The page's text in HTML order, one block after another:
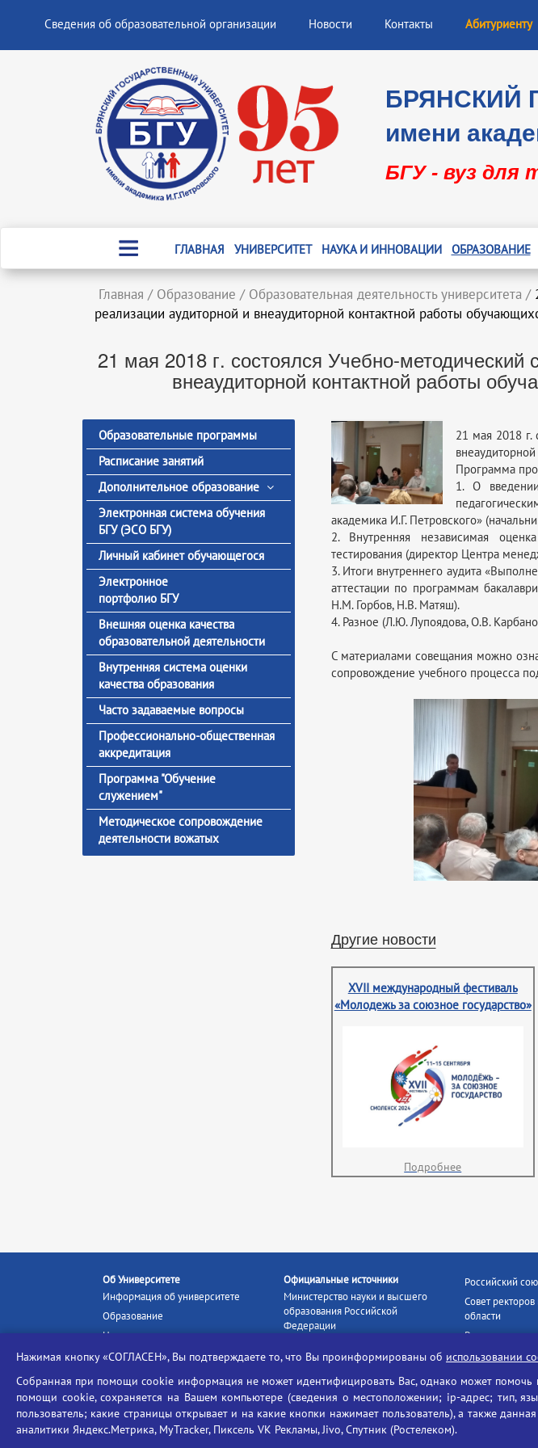
Сведения об образовательной организации Новости Контакты Абитуриенту
БРЯНСКИЙ
имени
БГУ - вуз для
ГЛАВНАЯ УНИВЕРСИТЕТ НАУКА И ИННОВАЦИИ ОБРАЗОВАНИЕ
Главная / Образование / Образовательная деятельность университета /
реализации аудиторной и внеаудиторной контактной работы
21 мая 2018 г. состоялся Учебно-
внеаудиторной контактной работы
Образовательные программы
Расписание занятий
Дополнительное образование
Электронная система обучения
БГУ (ЭСО БГУ)
Личный кабинет обучающегося
Электронное
портфолио БГУ
Внешняя оценка качества
образовательной деятельности
Внутренняя система оценки
качества образования
Часто задаваемые вопросы
Профессионально-общественная
аккредитация
Программа "Обучение
служением"
Методическое сопровождение
деятельности вожатых
21 мая 2018 г.
Программа
1. О
академика И.Г. Петровского»
2. Внутренняя независимая
тестирования (директор Центра
3. Итоги внутреннего аудита
аттестации по программам
Н.М. Горбов, Н.В. Матяш).
4. Разное (Л.Ю. Лупоядова, О.В.
С материалами совещания можно
сопровождение учебного процесса
Другие новости
XVII международный фестиваль
«Молодежь за союзное государство»
Подробнее
Об Университете
Информация об университете
Образование
Наука и инновации
Абитуриенту
Ассоциация выпускников
Центр тестирования
иностранных граждан
Официальные источники
Министерство науки и высшего
образования Российской
Федерации
Портал «Российское
образование»
Единое окно информационных
ресурсов
Единая коллекция цифровых
Российский
Совет ректоров
области
Росстудцентр
Наши партнёры
Портал
Учительская
Нажимая кнопку «СОГЛАСЕН», Вы подтверждаете то, что Вы проинформированы об использовании
Собранная при помощи cookie информация не может идентифицировать Вас, однако может помочь
помощи cookie, сохраняется на Вашем компьютере (сведения о местоположении; ip-адрес; тип,
пользователь; какие страницы открывает и на какие кнопки нажимает пользователь), а также
аналитики Яндекс.Метрика, MyTracker, Пиксель VK Рекламы, Jivo, Спутник (Ростелеком).